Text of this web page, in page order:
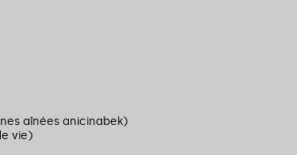
aînées anicinabek)
vie)